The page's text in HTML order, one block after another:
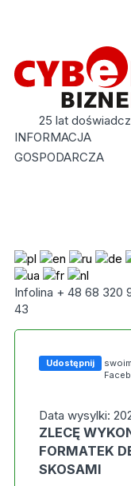
25 lat
INFORMACJA
GOSPODARCZA
Infolina + 48 68 320
43
Udostępnij
Data wysylki:
ZLECĘ
FORMATEK
SKOSAMI